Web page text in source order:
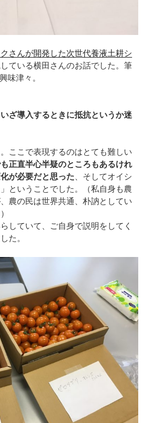
さんが開発した次世代養液土耕シ
ている横田さんのお話でした。筆
味津々。
ざ導入するときに抵抗というか迷
ここで表現するのはとても難しい
正直半心半疑のところもあるけれ
が必要だと思った 、そしてオイシ
ということでした。（私自身も農
農の民は世界共通、朴訥としてい
していて、ご自身で説明をしてく
た。